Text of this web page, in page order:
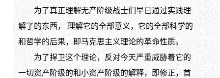
为了真正理解无产阶级战士们早已通过实践理
解了的东西， 理解它的全部意义，它的全部科学的
和哲学的后果，即马克思主义理论的革命性质。
为了捍卫这个理论，反对今天严重威胁着它的
一切资产阶级的和小资产阶级的解释，即修正，首